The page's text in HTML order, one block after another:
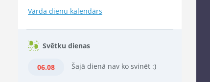
Vārda dienu kalendārs
Svētku dienas
06.08 Šajā dienā nav ko svinēt :)